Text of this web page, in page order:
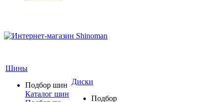
Шины
Подбор шин
Каталог шин
Диски
Подбор